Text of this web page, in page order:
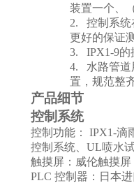
装置一个、
2. 控制系统
更好的保证
3. IPX1-9的
4. 水路管
置，规范整
产品细节
控制系统
控制功能： IPX1-滴
控制系统、UL喷水
触摸屏：威伦触摸
PLC 控制器：日本